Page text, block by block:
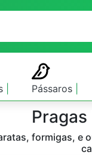
Pássaros
formigas,